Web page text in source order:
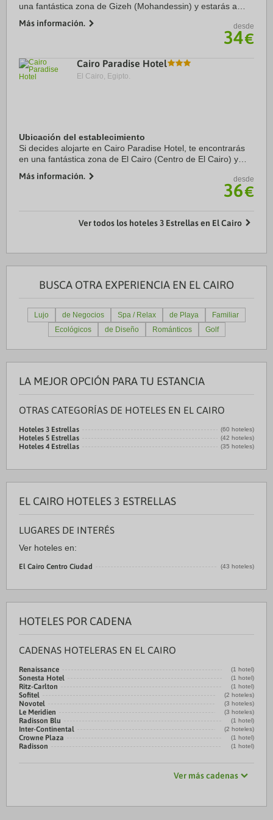
una fantástica zona de Gizeh (Mohandessin) y estarás a
Egipcio. Además, este hotel se ...
Más información. desde
34€
Cairo Paradise Hotel
El Cairo, Egipto.
Ubicación del establecimiento
Si decides alojarte en Cairo Paradise Hotel, te encontrarás
en una fantástica zona de El Cairo (Centro de El Cairo) y
Royal Chariots Museum. Además, ...
Más información. desde
36€
Ver todos los hoteles 3 Estrellas en El Cairo
BUSCA OTRA EXPERIENCIA EN EL CAIRO
Lujo de Negocios Spa / Relax de Playa
Familiar
Ecológicos
de Diseño Románticos Golf
LA MEJOR OPCIÓN PARA TU ESTANCIA
OTRAS CATEGORÍAS DE HOTELES EN EL CAIRO
Hoteles 3 Estrellas (60 hoteles)
Hoteles 5 Estrellas (42 hoteles)
Hoteles 4 Estrellas (35 hoteles)
EL CAIRO HOTELES 3 ESTRELLAS
LUGARES DE INTERÉS
Ver hoteles en:
El Cairo Centro Ciudad (43 hoteles)
HOTELES POR CADENA
CADENAS HOTELERAS EN EL CAIRO
Renaissance (1 hotel)
Sonesta Hotel (1 hotel)
Ritz-Carlton (1 hotel)
Sofitel (2 hoteles)
Novotel (3 hoteles)
Le Meridien (3 hoteles)
Radisson Blu (1 hotel)
Inter-Continental (2 hoteles)
Crowne Plaza (1 hotel)
Radisson (1 hotel)
Ver más cadenas